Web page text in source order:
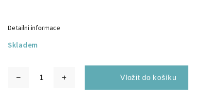
Skladem
Detailní informace